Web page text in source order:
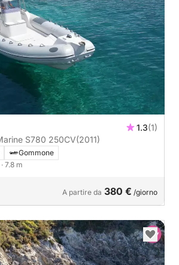
1.3(1)
Gommone Sacs Marine S780 250CV(2011)
Gommone
· 7.8 m
A partire da 380 € /giorno